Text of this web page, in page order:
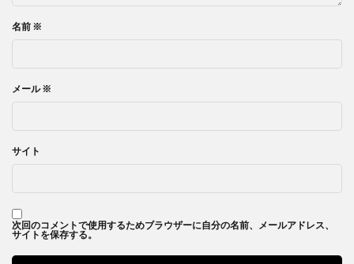
名前 ※
メール※
サイト
次回のコメントで使用するためブラウザーに自分の名前、メールアドレス、
サイトを保存する。